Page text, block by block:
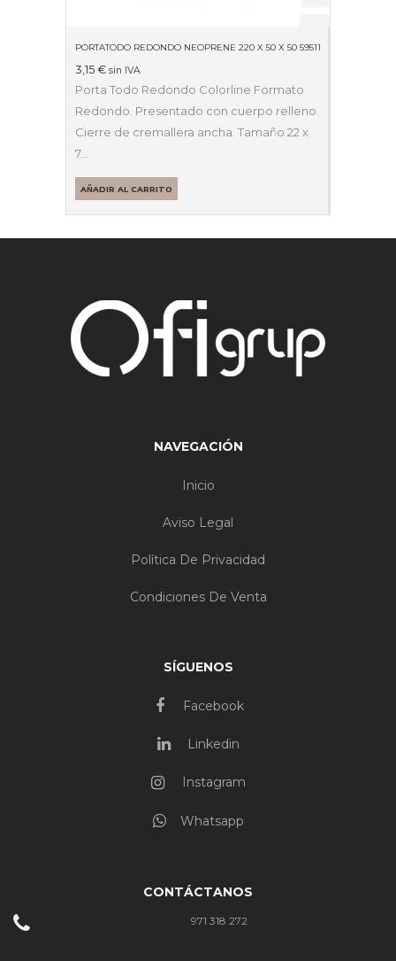
PORTATODO REDONDO NEOPRENE 220 X 50 X 50 59511
3,15 € sin IVA
Porta Todo Redondo Colorline Formato
Redondo. Presentado con cuerpo relleno.
Cierre de cremallera ancha. Tamaño 22 x
7…
AÑADIR AL CARRITO
NAVEGACIÓN
Inicio
Aviso Legal
Política De Privacidad
Condiciones De Venta
SÍGUENOS
Facebook
Linkedin
Instagram
Whatsapp
CONTÁCTANOS
971 318 272